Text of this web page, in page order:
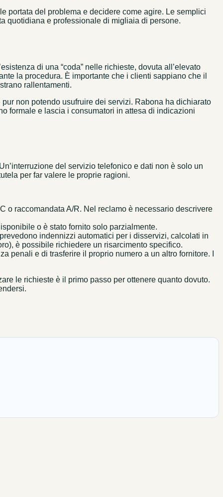
portata del problema e decidere come agire. Le semplici
quotidiana e professionale di migliaia di persone.
di una “coda” nelle richieste, dovuta all’elevato
la procedura. È importante che i clienti sappiano che il
rallentamenti.
non potendo usufruire dei servizi. Rabona ha dichiarato
formale e lascia i consumatori in attesa di indicazioni
del servizio telefonico e dati non è solo un
per far valere le proprie ragioni.
o raccomandata A/R. Nel reclamo è necessario descrivere
o è stato fornito solo parzialmente.
indennizzi automatici per i disservizi, calcolati in
è possibile richiedere un risarcimento specifico.
penali e di trasferire il proprio numero a un altro fornitore. I
le richieste è il primo passo per ottenere quanto dovuto.